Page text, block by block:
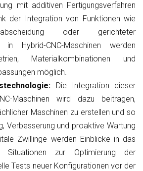
mit additiven Fertigungsverfahren
der Integration von Funktionen wie
oder gerichteter
in Hybrid-CNC-Maschinen werden
Materialkombinationen und
möglich.
Die Integration dieser
Maschinen wird dazu beitragen,
Maschinen zu erstellen und so
Verbesserung und proaktive Wartung
Zwillinge werden Einblicke in das
Situationen zur Optimierung der
Tests neuer Konfigurationen vor der